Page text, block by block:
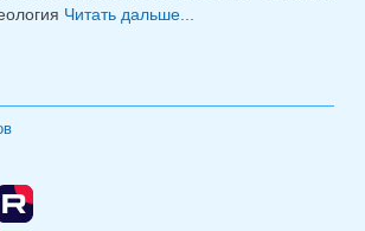
Читать дальше...